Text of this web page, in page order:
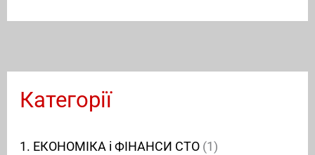
Категорії
1. ЕКОНОМІКА і ФІНАНСИ СТО(1)